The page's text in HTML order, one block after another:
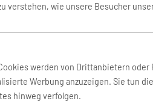
nach Lanzarote zu erhalten.
Inselbewohner dar. Mit
erhöhten Wasserverbrauch
im
jährlich Millionen
die nur auf den
verstehen, wie unsere Besucher
werden von Drittanbietern oder
Werbung anzuzeigen. Sie tun
hinweg verfolgen.